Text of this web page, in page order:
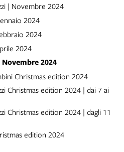
| Novembre 2024
2024
2024
2024
2024
Christmas edition 2024
Christmas edition 2024 | dai 7 ai
Christmas edition 2024 | dagli 11
edition 2024